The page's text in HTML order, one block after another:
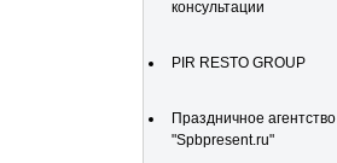
консультации
PIR RESTO GROUP
Праздничное агентство
"Spbpresent.ru"